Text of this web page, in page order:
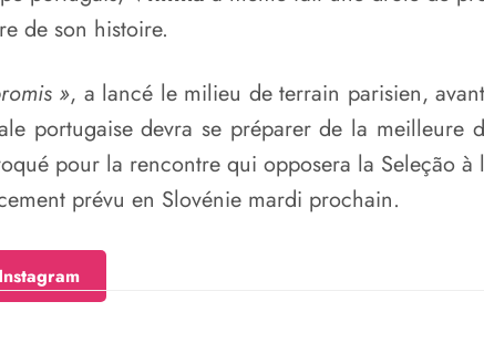
de son histoire.
», a lancé le milieu de terrain parisien,
portugaise devra se préparer de la meilleure
pour la rencontre qui opposera la Seleção à
prévu en Slovénie mardi prochain.